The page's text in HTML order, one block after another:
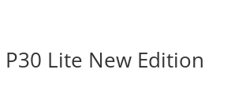
Lite New Edition